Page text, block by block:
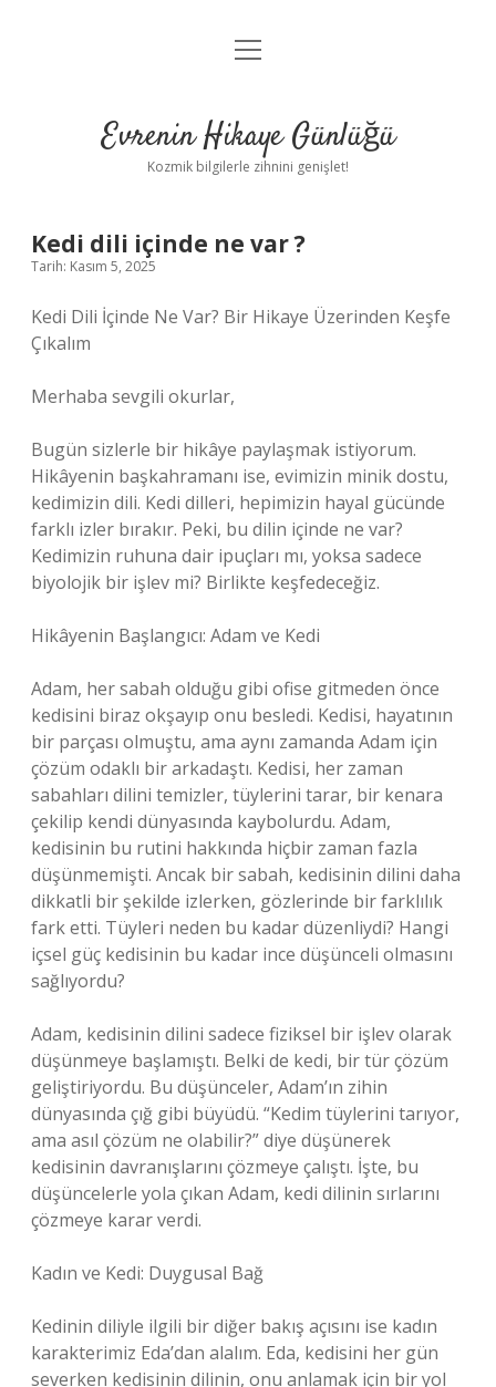
Anasayfa
Yasal Uyarı
menüyü
Evrenin Hikaye Günlüğü
Kozmik bilgilerle zihnini genişlet!
Kedi dili içinde ne var ?
Tarih: Kasım 5, 2025
Kedi Dili İçinde Ne Var? Bir Hikaye Üzerinden Keşfe
Çıkalım
Merhaba sevgili okurlar,
Bugün sizlerle bir hikâye paylaşmak istiyorum.
Hikâyenin başkahramanı ise, evimizin minik dostu,
kedimizin dili. Kedi dilleri, hepimizin hayal gücünde
farklı izler bırakır. Peki, bu dilin içinde ne var?
Kedimizin ruhuna dair ipuçları mı, yoksa sadece
biyolojik bir işlev mi? Birlikte keşfedeceğiz.
Hikâyenin Başlangıcı: Adam ve Kedi
Adam, her sabah olduğu gibi ofise gitmeden önce
kedisini biraz okşayıp onu besledi. Kedisi, hayatının
bir parçası olmuştu, ama aynı zamanda Adam için
çözüm odaklı bir arkadaştı. Kedisi, her zaman
sabahları dilini temizler, tüylerini tarar, bir kenara
çekilip kendi dünyasında kaybolurdu. Adam,
kedisinin bu rutini hakkında hiçbir zaman fazla
düşünmemişti. Ancak bir sabah, kedisinin dilini daha
dikkatli bir şekilde izlerken, gözlerinde bir farklılık
fark etti. Tüyleri neden bu kadar düzenliydi? Hangi
içsel güç kedisinin bu kadar ince düşünceli olmasını
sağlıyordu?
Adam, kedisinin dilini sadece fiziksel bir işlev olarak
düşünmeye başlamıştı. Belki de kedi, bir tür çözüm
geliştiriyordu. Bu düşünceler, Adam’ın zihin
dünyasında çığ gibi büyüdü. “Kedim tüylerini tarıyor,
ama asıl çözüm ne olabilir?” diye düşünerek
kedisinin davranışlarını çözmeye çalıştı. İşte, bu
düşüncelerle yola çıkan Adam, kedi dilinin sırlarını
çözmeye karar verdi.
Kadın ve Kedi: Duygusal Bağ
Kedinin diliyle ilgili bir diğer bakış açısını ise kadın
karakterimiz Eda’dan alalım. Eda, kedisini her gün
severken kedisinin dilinin, onu anlamak için bir yol